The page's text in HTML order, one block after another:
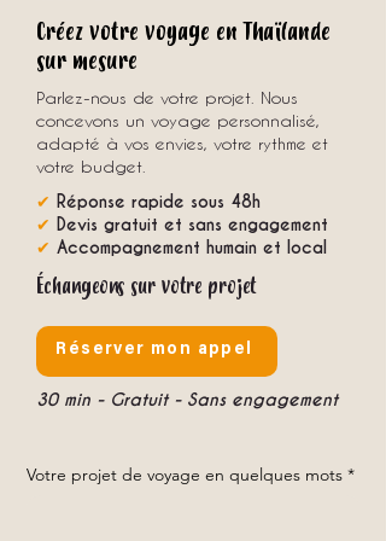
Créez votre voyage en Thaïlande
sur mesure
Parlez-nous de votre projet. Nous
concevons un voyage personnalisé,
adapté à vos envies, votre rythme et
votre budget.
✔ Réponse rapide sous 48h
✔ Devis gratuit et sans engagement
✔ Accompagnement humain et local
Échangeons sur votre projet
Réserver mon appel
30 min - Gratuit - Sans engagement
Votre projet de voyage en quelques mots *